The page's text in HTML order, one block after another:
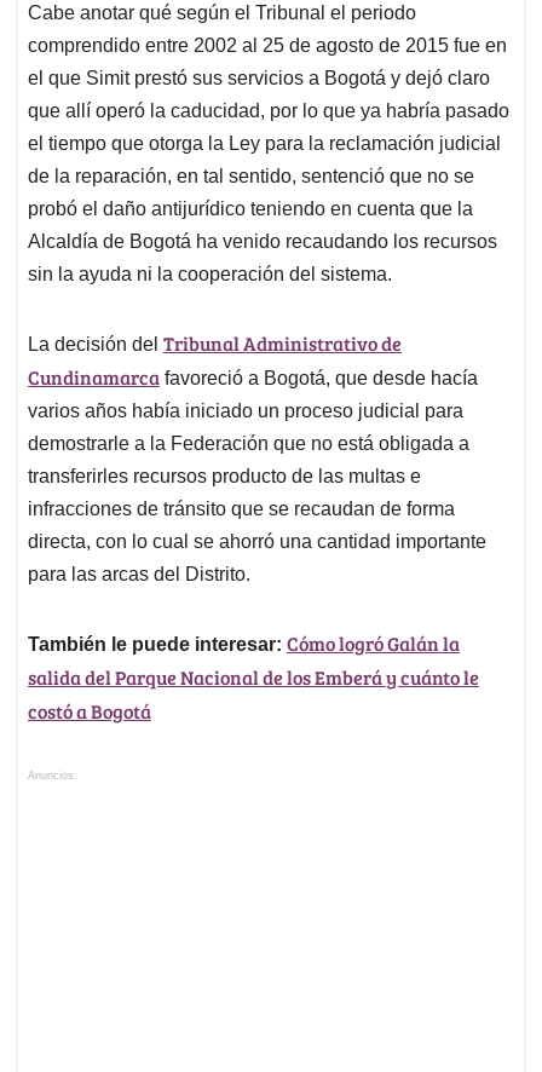
Cabe anotar qué según el Tribunal el periodo
comprendido entre 2002 al 25 de agosto de 2015 fue en
el que Simit prestó sus servicios a Bogotá y dejó claro
que allí operó la caducidad, por lo que ya habría pasado
el tiempo que otorga la Ley para la reclamación judicial
de la reparación, en tal sentido, sentenció que no se
probó el daño antijurídico teniendo en cuenta que la
Alcaldía de Bogotá ha venido recaudando los recursos
sin la ayuda ni la cooperación del sistema.
La decisión del Tribunal Administrativo de
Cundinamarca favoreció a Bogotá, que desde hacía
varios años había iniciado un proceso judicial para
demostrarle a la Federación que no está obligada a
transferirles recursos producto de las multas e
infracciones de tránsito que se recaudan de forma
directa, con lo cual se ahorró una cantidad importante
para las arcas del Distrito.
También le puede interesar: Cómo logró Galán la
salida del Parque Nacional de los Emberá y cuánto le
costó a Bogotá
Anuncios.